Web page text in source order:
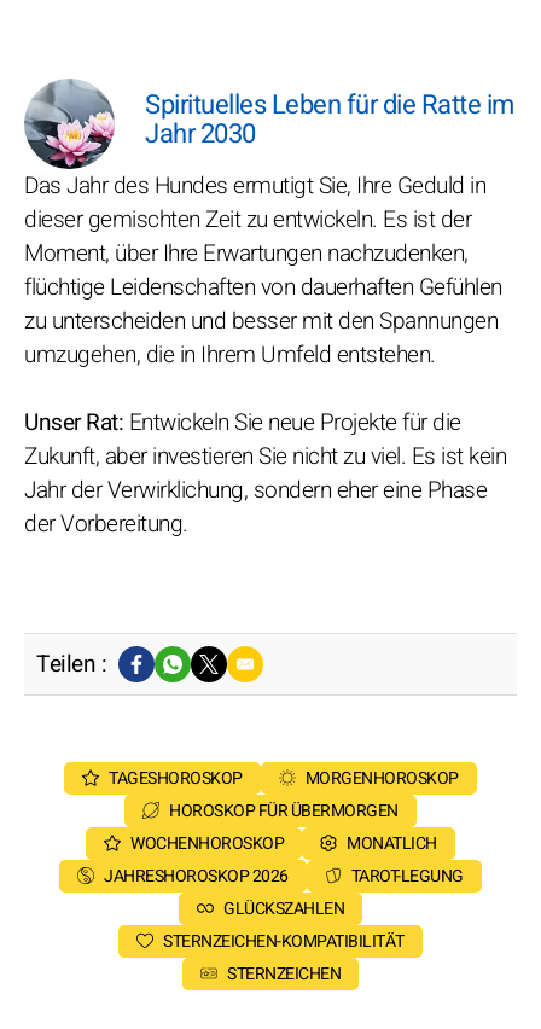
Spirituelles Leben für die Ratte im
Jahr 2030
Das Jahr des Hundes ermutigt Sie, Ihre Geduld in
dieser gemischten Zeit zu entwickeln. Es ist der
Moment, über Ihre Erwartungen nachzudenken,
flüchtige Leidenschaften von dauerhaften Gefühlen
zu unterscheiden und besser mit den Spannungen
umzugehen, die in Ihrem Umfeld entstehen.
Unser Rat: Entwickeln Sie neue Projekte für die
Zukunft, aber investieren Sie nicht zu viel. Es ist kein
Jahr der Verwirklichung, sondern eher eine Phase
der Vorbereitung.
Teilen :
TAGESHOROSKOP
MORGENHOROSKOP
HOROSKOP FÜR ÜBERMORGEN
WOCHENHOROSKOP
MONATLICH
JAHRESHOROSKOP 2026
TAROT-LEGUNG
GLÜCKSZAHLEN
STERNZEICHEN-KOMPATIBILITÄT
STERNZEICHEN